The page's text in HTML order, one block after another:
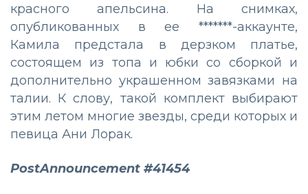
красного апельсина. На снимках,
опубликованных в ее *******-аккаунте,
Камила предстала в дерзком платье,
состоящем из топа и юбки со сборкой и
дополнительно украшенном завязками на
талии. К слову, такой комплект выбирают
этим летом многие звезды, среди которых и
певица Ани Лорак.
PostAnnouncement #41454